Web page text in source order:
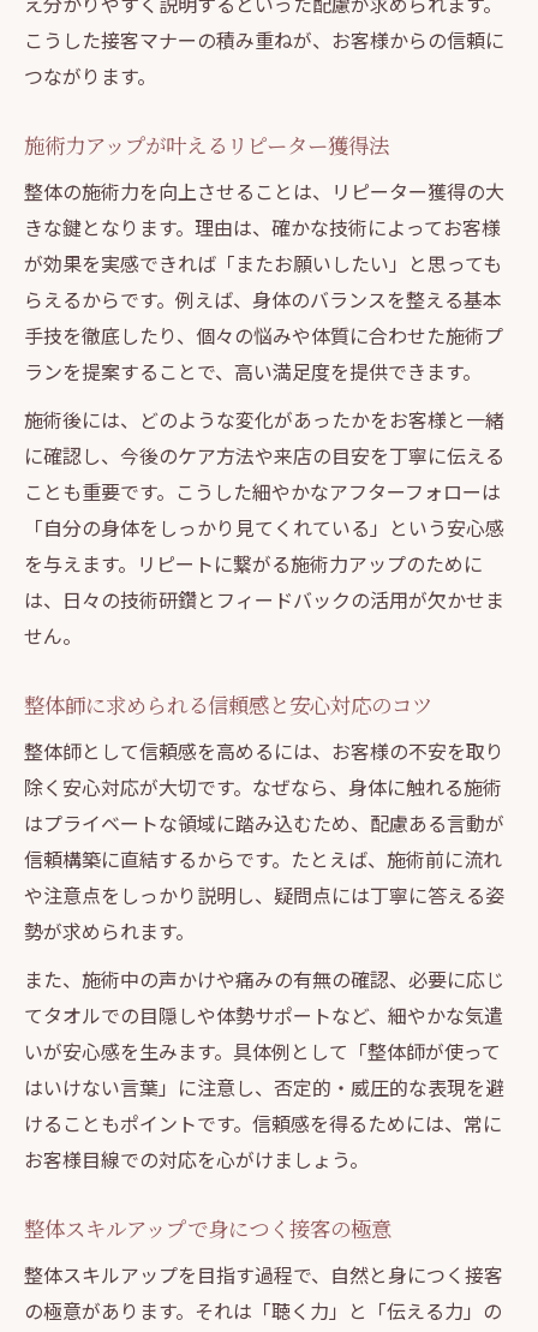
こうした接客マナーの積み重ねが、お客様からの信頼に
つながります。
施術力アップが叶えるリピーター獲得法
整体の施術力を向上させることは、リピーター獲得の大
きな鍵となります。理由は、確かな技術によってお客様
が効果を実感できれば「またお願いしたい」と思っても
らえるからです。例えば、身体のバランスを整える基本
手技を徹底したり、個々の悩みや体質に合わせた施術プ
ランを提案することで、高い満足度を提供できます。
施術後には、どのような変化があったかをお客様と一緒
に確認し、今後のケア方法や来店の目安を丁寧に伝える
ことも重要です。こうした細やかなアフターフォローは
「自分の身体をしっかり見てくれている」という安心感
を与えます。リピートに繋がる施術力アップのために
は、日々の技術研鑽とフィードバックの活用が欠かせま
せん。
整体師に求められる信頼感と安心対応のコツ
整体師として信頼感を高めるには、お客様の不安を取り
除く安心対応が大切です。なぜなら、身体に触れる施術
はプライベートな領域に踏み込むため、配慮ある言動が
信頼構築に直結するからです。たとえば、施術前に流れ
や注意点をしっかり説明し、疑問点には丁寧に答える姿
勢が求められます。
また、施術中の声かけや痛みの有無の確認、必要に応じ
てタオルでの目隠しや体勢サポートなど、細やかな気遣
いが安心感を生みます。具体例として「整体師が使って
はいけない言葉」に注意し、否定的・威圧的な表現を避
けることもポイントです。信頼感を得るためには、常に
お客様目線での対応を心がけましょう。
整体スキルアップで身につく接客の極意
整体スキルアップを目指す過程で、自然と身につく接客
の極意があります。それは「聴く力」と「伝える力」の